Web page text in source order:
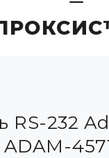
RS-232
ADAM-